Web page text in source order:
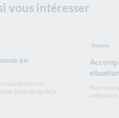
vous intéresser
en
vos droits mais
le handicap de la
Dossier
Pour vous